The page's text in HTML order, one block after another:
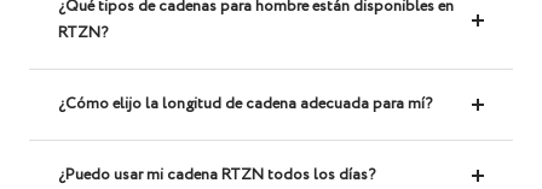
¿Qué tipos de cadenas para hombre están disponibles en
RTZN?
¿Cómo elijo la longitud de cadena adecuada para mí?
¿Puedo usar mi cadena RTZN todos los días?